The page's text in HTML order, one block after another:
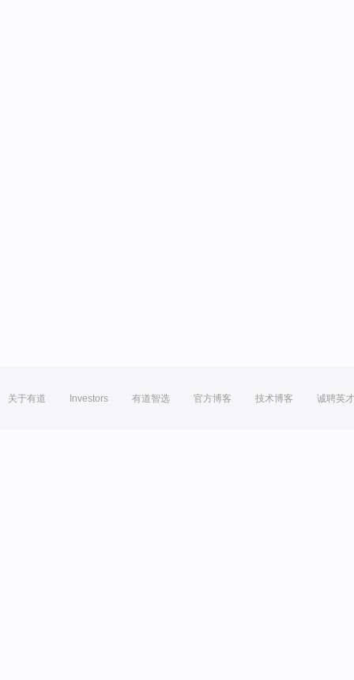
关于有道 Investors 有道智选 官方博客 技术博客 诚聘英才